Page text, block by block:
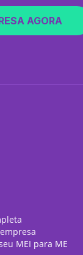
AGORA
MEI para ME